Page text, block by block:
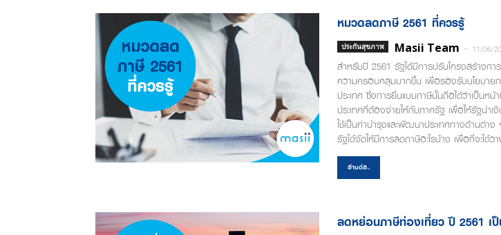
สำนักบริหารการเสียภาษีทางอิเล็กทรอนิกส์แ
ออนไลน์' เพื่อเปิดหน้าแบบเสียภาษีเงินได้บุคค
ประเภทในการจ่ายภาษี เช่นแบบภาษีเงินได้บุคค
ภ.ง.ด.90/91 เมื่อจอแสดงผลขึ้นหน้าจอ
หมายเลขผู้ใช้ หรือเลขประจำตัวผู้ที่เสียภาษีอ
ประชาชน13 หลักจากนั้นให้ใส่รหัสผ่านที่ได้รั
สรรพากรและเลือกตกลง จากนั้นทำการกร
และLaser ID ด้านหลังบัตรประจำตัวประชาชน
หมวดลดภาษี 2561 ที่ควรรู้
ประกันสุขภาพ Masii Team - 11/06/
สำหรับปี 2561 รัฐได้มีการปรับโครงสร้างก
ความครอบคลุมมากขึ้น เพื่อรองรับนโยบายก
ประเทศ ซึ่งการยื่นแบบภาษีนั้นถือได้ว่าเป็นหน้
ประเทศที่ต้องจ่ายให้กับภาครัฐ เพื่อให้รัฐนำเ
ใช้เป็นค่าบำรุงและพัฒนาประเทศทางด้านต่าง
รัฐได้จัดให้มีการลดภาษีอะไรบ้าง เพื่อที่จะได้ว
สรรพากรได้อย่างถูกต้อง หรือนำไปใช้สำหรับว
วางแผนลดหย่อนภาษี เรามาดูกันดีกว่า ว่ามี
ภาษี 2561 ที่ควรรู้ ค่าลดหย่อนหมวดที่ 1 :
คู่สมรส (ไม่มีเงินได้) 60,000 บาท ค่าลดหย่อน
คนละ 30,000 บาท ค่าอุปการะบิดา...
อ่านต่อ..
ลดหย่อนภาษีท่องเที่ยว ปี 2561 เ